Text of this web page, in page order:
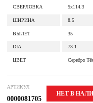
СВЕРЛОВКА 5x114.3
ШИРИНА 8.5
ВЫЛЕТ 35
DIA 73.1
ЦВЕТ Серебро
АРТИКУЛ
0000081705
НЕТ В